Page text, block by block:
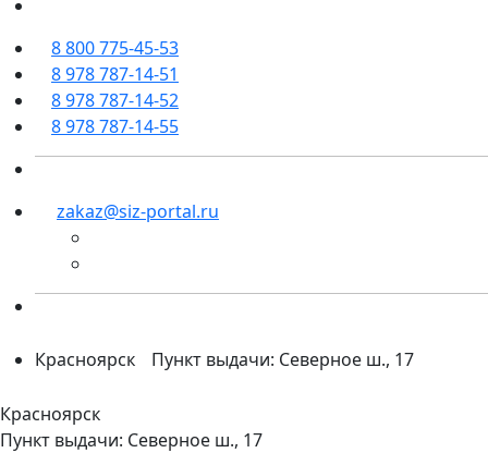
8 800 775-45-53
8 978 787-14-51
8 978 787-14-52
8 978 787-14-55
zakaz@siz-portal.ru
Красноярск Пункт выдачи: Северное ш., 17
Красноярск
Пункт выдачи: Северное ш., 17